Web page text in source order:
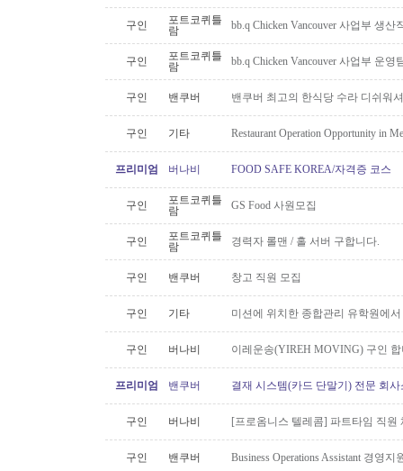
구인
포트코퀴틀
람
bb.q Chicken Vancouver 사업부 생
구인
포트코퀴틀
람
bb.q Chicken Vancouver 사업부 운
구인 밴쿠버 밴쿠버 최고의 한식당 수라 디쉬워
구인 기타 Restaurant Operation Opportunity in
프리미엄 버나비 FOOD SAFE KOREA/자격증 코스
구인
포트코퀴틀
람
GS Food 사원모집
구인
포트코퀴틀
람
경력자 롤맨 / 홀 서버 구합니다.
구인 밴쿠버 창고 직원 모집
구인 기타 미션에 위치한 종합관리 유학원에
구인 버나비 이레운송(YIREH MOVING) 구인
프리미엄 밴쿠버 결재 시스템(카드 단말기) 전문 회
구인 버나비 [프로옴니스 텔레콤] 파트타임 직원
구인 밴쿠버 Business Operations Assistant 경영